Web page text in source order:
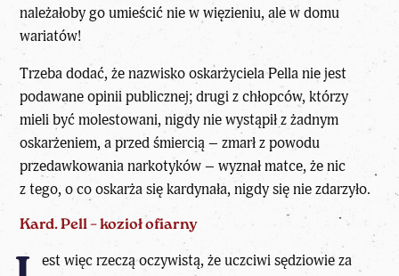
należałoby go umieścić nie w więzieniu, ale w domu
wariatów!
Trzeba dodać, że nazwisko oskarżyciela Pella nie jest
podawane opinii publicznej; drugi z chłopców, którzy
mieli być molestowani, nigdy nie wystąpił z żadnym
oskarżeniem, a przed śmiercią – zmarł z powodu
przedawkowania narkotyków – wyznał matce, że nic
z tego, o co oskarża się kardynała, nigdy się nie zdarzyło.
Kard. Pell – kozioł ofiarny
est więc rzeczą oczywistą, że uczciwi sędziowie za